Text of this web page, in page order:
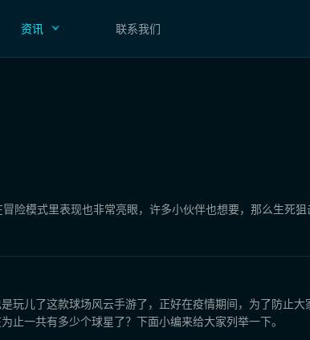
资讯 联系我们
险模式里表现也非常亮眼，许多小伙伴也想要，那么生死
玩儿了这款球场风云手游了，正好在疫情期间，为了防止
止一共有多少个球星了？下面小编来给大家列举一下。